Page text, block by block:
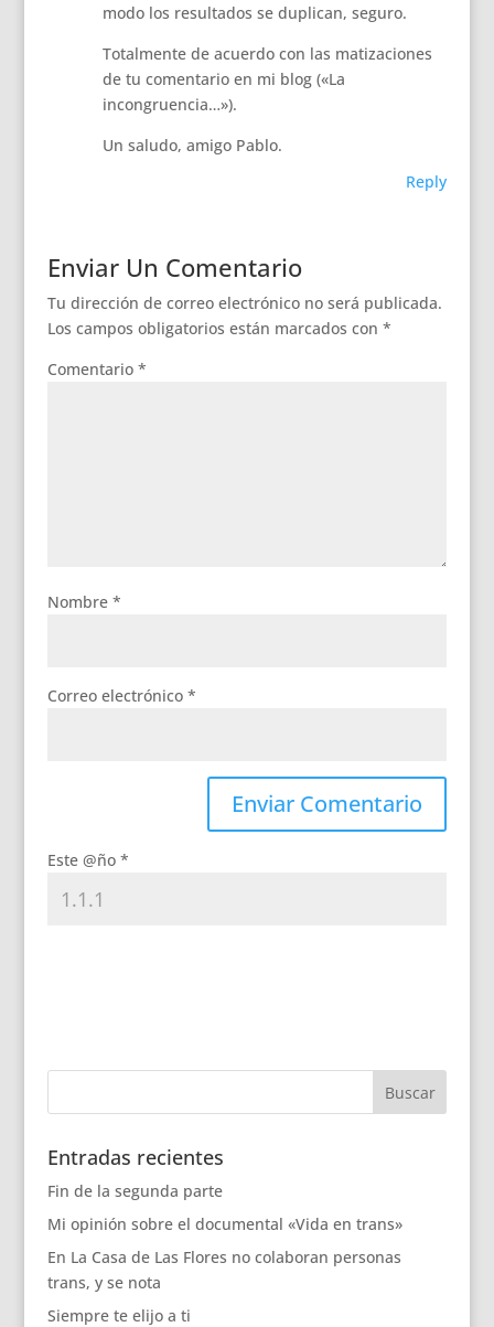
modo los resultados se duplican, seguro.
Totalmente de acuerdo con las matizaciones
de tu comentario en mi blog («La
incongruencia…»).
Un saludo, amigo Pablo.
Reply
Enviar Un Comentario
Tu dirección de correo electrónico no será publicada.
Los campos obligatorios están marcados con *
Comentario *
Nombre *
Correo electrónico *
Este @ño *
Entradas recientes
Fin de la segunda parte
Mi opinión sobre el documental «Vida en trans»
En La Casa de Las Flores no colaboran personas
trans, y se nota
Siempre te elijo a ti